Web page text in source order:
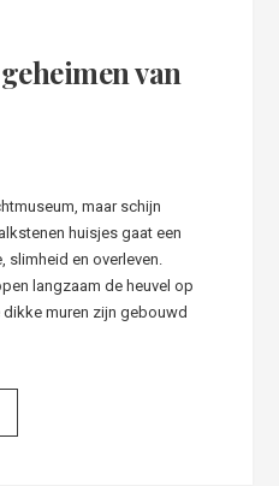
van
maar schijn
huisjes gaat een
slimheid en overleven.
langzaam de heuvel op
muren zijn gebouwd